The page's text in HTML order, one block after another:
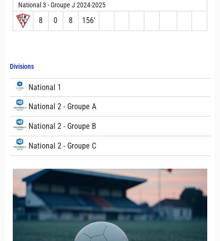
Divisions
National 1
National 2 - Groupe A
National 2 - Groupe B
National 2 - Groupe C
National 3 - Groupe J 2024-2025
8 0 8 156′